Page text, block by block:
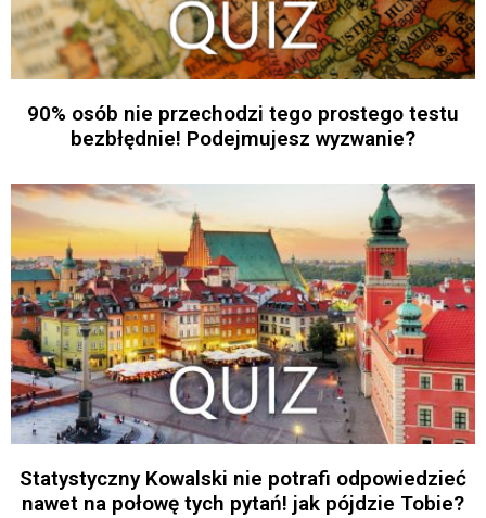
90% osób nie przechodzi tego prostego testu
bezbłędnie! Podejmujesz wyzwanie?
Statystyczny Kowalski nie potrafi odpowiedzieć
nawet na połowę tych pytań! jak pójdzie Tobie?